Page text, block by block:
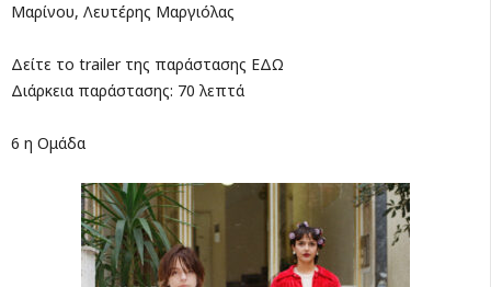
Μαρίνου, Λευτέρης Μαργιόλας
Δείτε το trailer της παράστασης ΕΔΩ
Διάρκεια παράστασης: 70 λεπτά
6 η Ομάδα